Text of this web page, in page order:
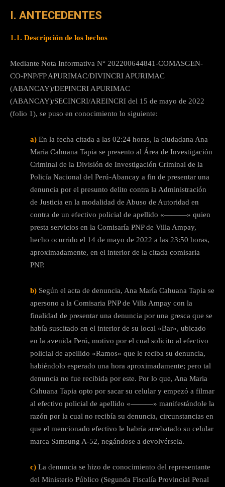
I. ANTECEDENTES
1.1. Descripción de los hechos
Mediante Nota Informativa N° 202200644841-COMASGEN-
CO-PNP/FP APURIMAC/DIVINCRI APURIMAC
(ABANCAY)/DEPINCRI APURIMAC
(ABANCAY)/SECINCRI/AREINCRI del 15 de mayo de 2022
(folio 1), se puso en conocimiento lo siguiente:
a) En la fecha citada a las 02:24 horas, la ciudadana Ana
María Cahuana Tapia se presento al Área de Investigación
Criminal de la División de Investigación Criminal de la
Policía Nacional del Perú-Abancay a fin de presentar una
denuncia por el presunto delito contra la Administración
de Justicia en la modalidad de Abuso de Autoridad en
contra de un efectivo policial de apellido «———» quien
presta servicios en la Comisaría PNP de Villa Ampay,
hecho ocurrido el 14 de mayo de 2022 a las 23:50 horas,
aproximadamente, en el interior de la citada comisaria
PNP.
b) Según el acta de denuncia, Ana María Cahuana Tapia se
apersono a la Comisaria PNP de Villa Ampay con la
finalidad de presentar una denuncia por una gresca que se
había suscitado en el interior de su local «Bar», ubicado
en la avenida Perú, motivo por el cual solicito al efectivo
policial de apellido «Ramos» que le reciba su denuncia,
habiéndolo esperado una hora aproximadamente; pero tal
denuncia no fue recibida por este. Por lo que, Ana Maria
Cahuana Tapia opto por sacar su celular y empezó a filmar
al efectivo policial de apellido «———» manifestándole la
razón por la cual no recibía su denuncia, circunstancias en
que el mencionado efectivo le habría arrebatado su celular
marca Samsung A-52, negándose a devolvérsela.
c) La denuncia se hizo de conocimiento del representante
del Ministerio Público (Segunda Fiscalía Provincial Penal